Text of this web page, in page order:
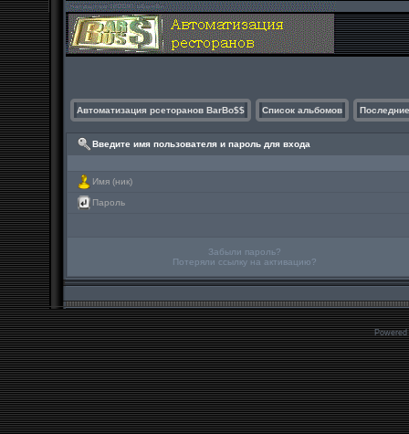
Автоматизация рсеторанов BarBo$$ Список альбомов
Введите имя пользователя и пароль для входа
Имя (ник)
Пароль
Забыли пароль?
Потеряли ссылку на активацию?